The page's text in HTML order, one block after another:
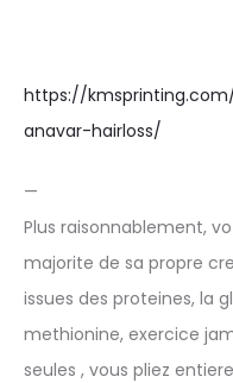
https://
anavar-hairloss/
—
Plus raisonnablement,
majorite de sa propre
issues des proteines, la
methionine, exercice
seules , vous pliez